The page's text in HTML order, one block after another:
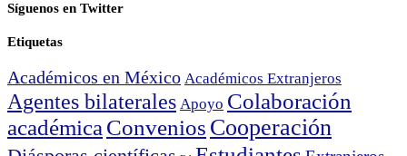
Síguenos en Twitter
Etiquetas
Académicos en México Académicos Extranjeros
Agentes bilaterales Apoyo Colaboración
académica Convenios Cooperación